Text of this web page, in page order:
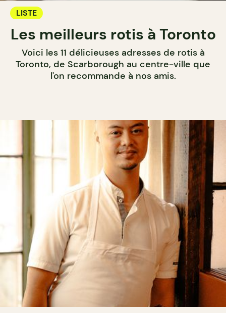
LISTE
Les meilleurs rotis à Toronto
Voici les 11 délicieuses adresses de rotis à
Toronto, de Scarborough au centre-ville que
l'on recommande à nos amis.